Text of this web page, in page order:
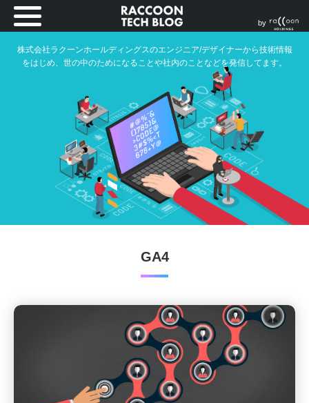
株式会社ラクーンホールディングスのエンジニア/デザイナーから技術情報
をはじめ、世の中のためになることや社内のことなどを発信してます。
by
GA4